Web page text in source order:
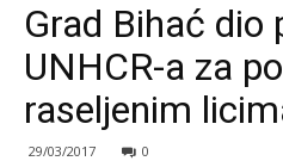
Grad Bihać dio
UNHCR-a za
raseljenim
29/03/2017 0